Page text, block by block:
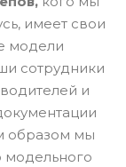
имеет свои
модели
сотрудники
и
образом мы
модельного